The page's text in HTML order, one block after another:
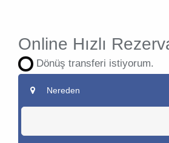
Online Hızlı
Dönüş transferi istiyorum.
Nereden